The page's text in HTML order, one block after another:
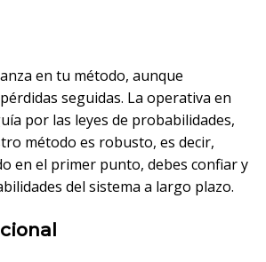
en tu método, aunque
seguidas. La operativa en
por las leyes de probabilidades,
método es robusto, es decir,
en el primer punto, debes confiar y
del sistema a largo plazo.